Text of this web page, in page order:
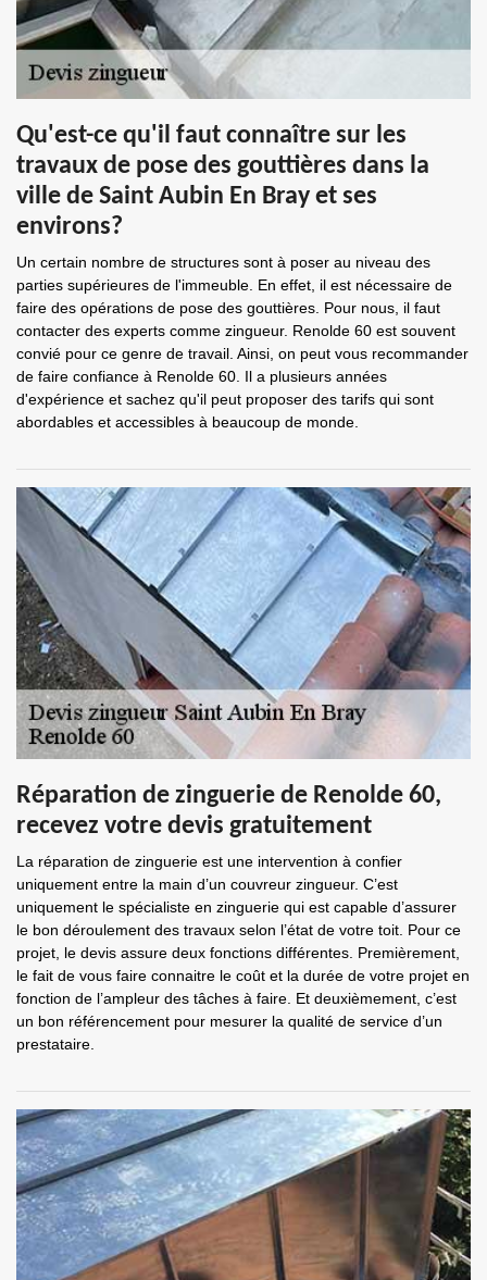
Qu'est-ce qu'il faut connaître sur les
travaux de pose des gouttières dans la
ville de Saint Aubin En Bray et ses
environs?
Un certain nombre de structures sont à poser au niveau des
parties supérieures de l'immeuble. En effet, il est nécessaire de
faire des opérations de pose des gouttières. Pour nous, il faut
contacter des experts comme zingueur. Renolde 60 est souvent
convié pour ce genre de travail. Ainsi, on peut vous recommander
de faire confiance à Renolde 60. Il a plusieurs années
d'expérience et sachez qu'il peut proposer des tarifs qui sont
abordables et accessibles à beaucoup de monde.
Réparation de zinguerie de Renolde 60,
recevez votre devis gratuitement
La réparation de zinguerie est une intervention à confier
uniquement entre la main d’un couvreur zingueur. C’est
uniquement le spécialiste en zinguerie qui est capable d’assurer
le bon déroulement des travaux selon l’état de votre toit. Pour ce
projet, le devis assure deux fonctions différentes. Premièrement,
le fait de vous faire connaitre le coût et la durée de votre projet en
fonction de l’ampleur des tâches à faire. Et deuxièmement, c’est
un bon référencement pour mesurer la qualité de service d’un
prestataire.